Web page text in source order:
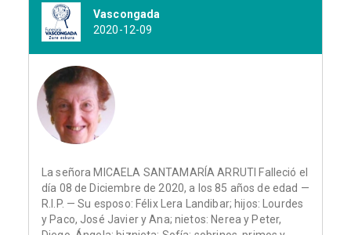
Vascongada
2020-12-09
La señora MICAELA SANTAMARÍA ARRUTI Falleció el
día 08 de Diciembre de 2020, a los 85 años de edad —
R.I.P. — Su esposo: Félix Lera Landibar; hijos: Lourdes
y Paco, José Javier y Ana; nietos: Nerea y Peter,